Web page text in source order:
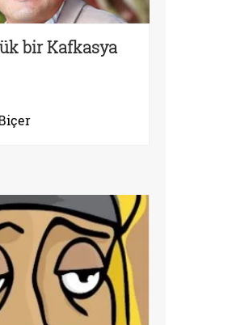
bir Kafkasya